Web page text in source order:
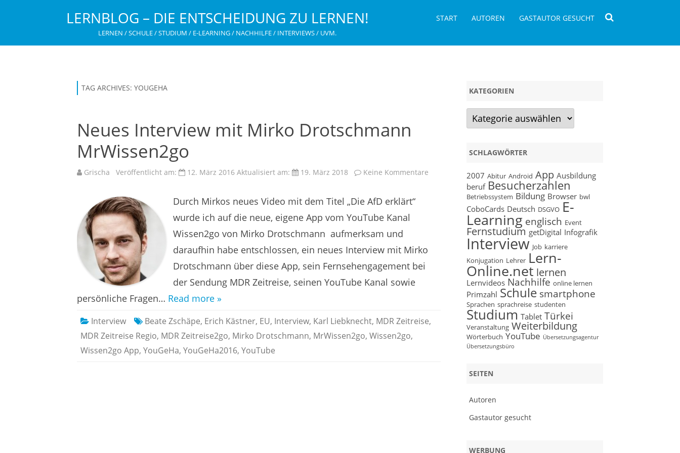
LERNBLOG – DIE ENTSCHEIDUNG ZU LERNEN!
LERNEN / SCHULE / STUDIUM / E-LEARNING / NACHHILFE / INTERVIEWS / UVM.
START AUTOREN GASTAUTOR GESUCHT
TAG ARCHIVES: YOUGEHA
Neues Interview mit Mirko Drotschmann
MrWissen2go
Grischa Veröffentlicht am: 12. März 2016 Aktualisiert am: 19. März 2018 Keine Kommentare
Drotschmann
MrWissen2go
Durch Mirkos neues Video mit dem Titel „Die AfD erklärt“
wurde ich auf die neue, eigene App vom YouTube Kanal
Wissen2go von Mirko Drotschmann aufmerksam und
daraufhin habe entschlossen, ein neues Interview mit Mirko
Drotschmann über diese App, sein Fernsehengagement bei
der Sendung MDR Zeitreise, seinen YouTube Kanal sowie
persönliche Fragen… Read more »
Interview Beate Zschäpe, Erich Kästner, EU, Interview, Karl Liebknecht, MDR Zeitreise,
MDR Zeitreise Regio, MDR Zeitreise2go, Mirko Drotschmann, MrWissen2go, Wissen2go,
Wissen2go App, YouGeHa, YouGeHa2016, YouTube
KATEGORIEN
Kategorien
SCHLAGWÖRTER
2007 Abitur Android App Ausbildung
beruf Besucherzahlen
Betriebssystem Bildung Browser bwl
CoboCards Deutsch DSGVO E-
Learning englisch Event
Fernstudium getDigital Infografik
Interview Job karriere
Konjugation Lehrer Lern-
Online.net lernen
Lernvideos Nachhilfe online lernen
Primzahl Schule smartphone
Sprachen sprachreise studenten
Studium Tablet Türkei
Veranstaltung Weiterbildung
Wörterbuch YouTube Übersetzungsagentur
Übersetzungsbüro
SEITEN
Autoren
Gastautor gesucht
WERBUNG